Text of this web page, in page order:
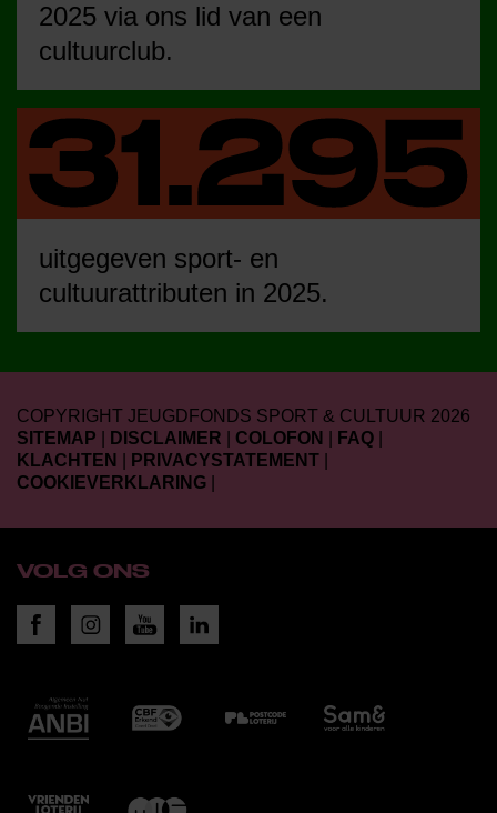
2025 via ons lid van een
cultuurclub.
uitgegeven sport- en
cultuurattributen in 2025.
COPYRIGHT JEUGDFONDS SPORT & CULTUUR 2026
SITEMAP
DISCLAIMER COLOFON FAQ
KLACHTEN
PRIVACYSTATEMENT
COOKIEVERKLARING
VOLG ONS